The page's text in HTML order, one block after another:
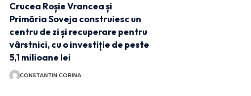
Crucea Roșie Vrancea și
Primăria Soveja construiesc un
centru de zi și recuperare pentru
vârstnici, cu o investiție de peste
5,1 milioane lei
CONSTANTIN CORINA